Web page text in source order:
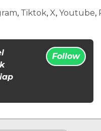
, Tiktok, X, Youtube,
Follow